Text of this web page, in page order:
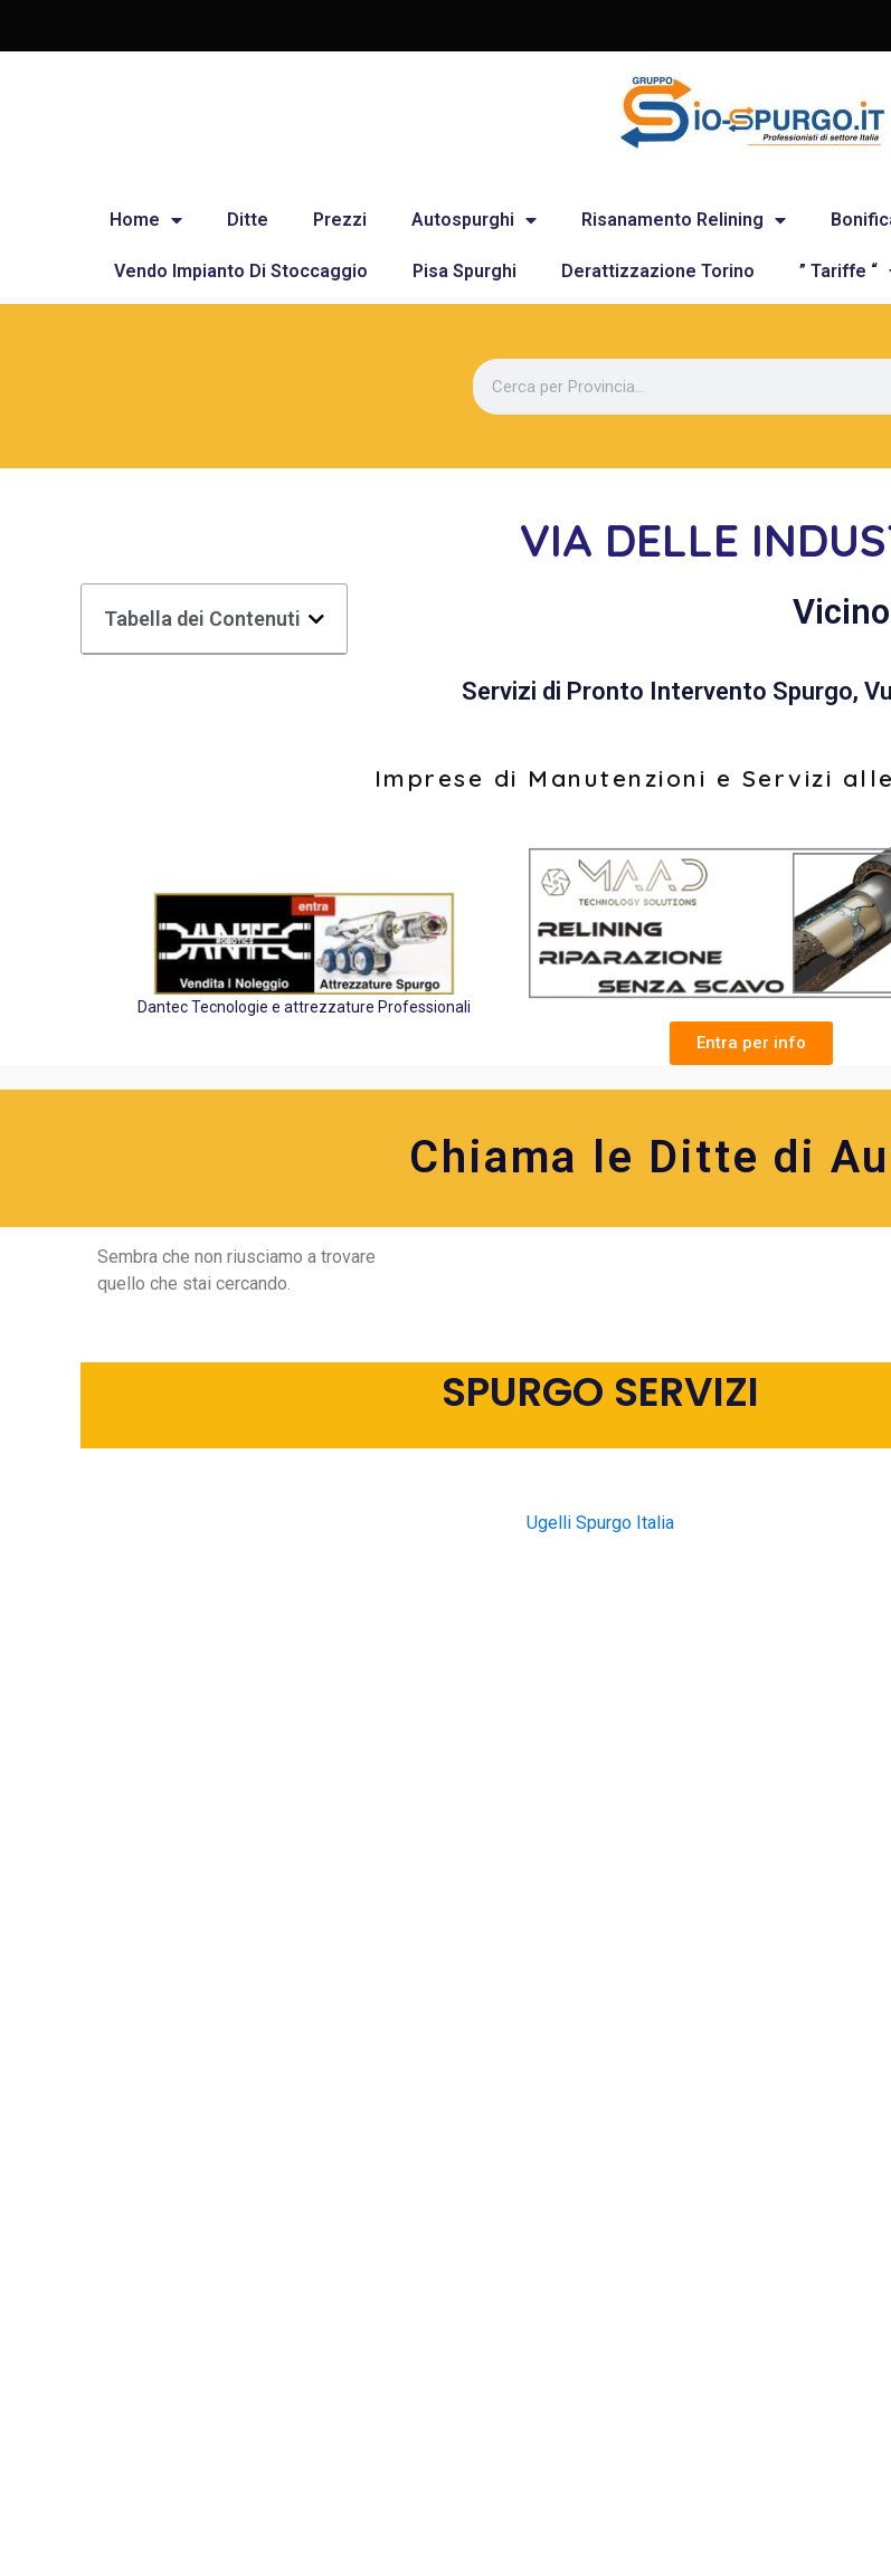
Home Ditte Prezzi Autospurghi Risanamento Relining
Vendo Impianto Di Stoccaggio Pisa Spurghi Derattizzazione Torino ” Tariffe “
VIA DELLE
Tabella dei Contenuti
Servizi di Pronto Intervento Spurgo,
Imprese di Manutenzioni e Servizi
Dantec Tecnologie e attrezzature Professionali
Entra per info
Chiama le Ditte di
Sembra che non riusciamo a trovare
quello che stai cercando.
SPURGO SERVIZI
Ugelli Spurgo Italia